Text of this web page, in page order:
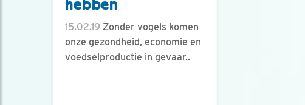
hebben
15.02.19 Zonder vogels komen
onze gezondheid, economie en
voedselproductie in gevaar..